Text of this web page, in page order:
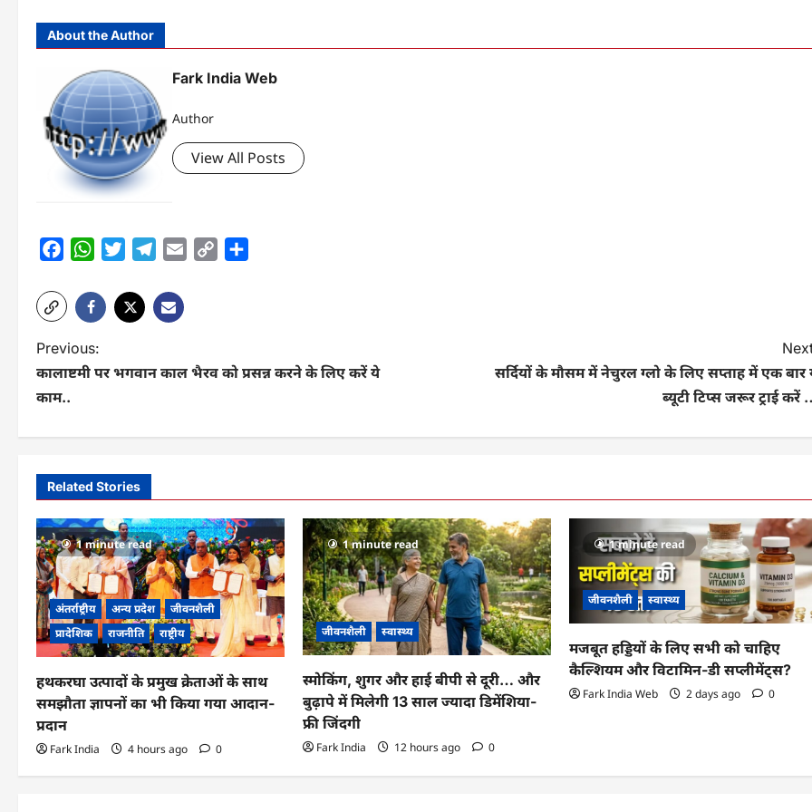
About the Author
Fark India Web
Author
View All Posts
FacebookWhatsAppTwitterTelegram
Email
Copy
P
o
n
a
v
i
g
a
t
i
o
n
Previous:
कालाष्टमी पर भगवान काल भैरव को प्रसन्न करने के लिए करें ये
काम..
सर्दियों के मौसम में नेचुरल ग्लो के लिए सप्ताह में एक बार
ब्यूटी टिप्स जरूर ट्राई करें
Related Stories
1 minute read
अंतर्राष्ट्रीय अन्य प्रदेश
जीवनशैली
प्रादेशिक
राजनीति राष्ट्रीय
हथकरघा उत्पादों के प्रमुख क्रेताओं के साथ
समझौता ज्ञापनों का भी किया गया आदान-
प्रदान
Fark India 4 hours ago 0
1 minute read
जीवनशैली स्वास्थ्य
स्मोकिंग, शुगर और हाई बीपी से दूरी… और
बुढ़ापे में मिलेगी 13 साल ज्यादा डिमेंशिया-
फ्री जिंदगी
Fark India 12 hours ago 0
1 minute read
जीवनशैली स्वास्थ्य
मजबूत हड्डियों के लिए सभी को चाहिए
कैल्शियम और विटामिन-डी सप्लीमेंट्स?
Fark India Web 2 days ago 0